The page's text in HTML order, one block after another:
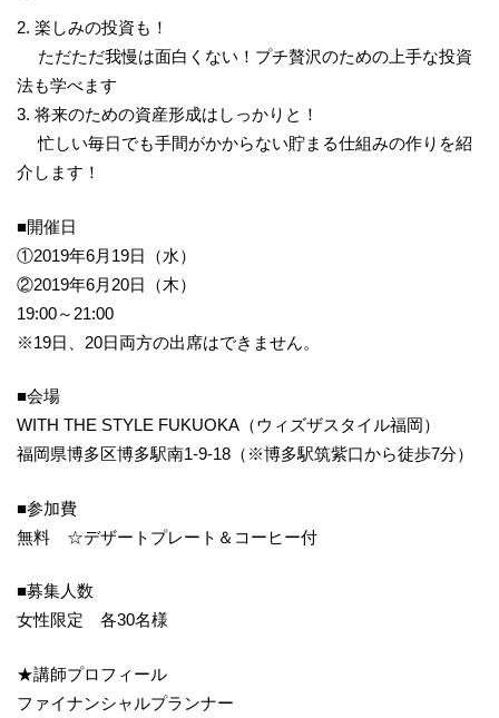
2. 楽しみの投資も！
ただただ我慢は面白くない！プチ贅沢のための上手な投資
法も学べます
3. 将来のための資産形成はしっかりと！
忙しい毎日でも手間がかからない貯まる仕組みの作りを紹
介します！
■開催日
①2019年6月19日（水）
②2019年6月20日（木）
19:00～21:00
※19日、20日両方の出席はできません。
■会場
WITH THE STYLE FUKUOKA（ウィズザスタイル福岡）
福岡県博多区博多駅南1-9-18（※博多駅筑紫口から徒歩7分）
■参加費
無料 ☆デザートプレート＆コーヒー付
■募集人数
女性限定 各30名様
★講師プロフィール
ファイナンシャルプランナー